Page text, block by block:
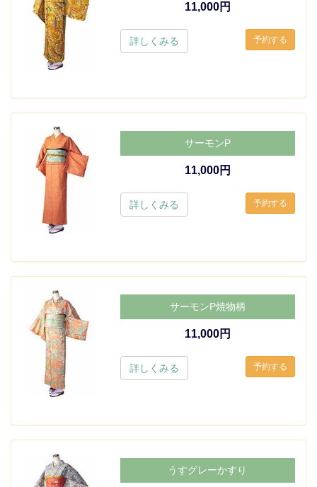
11,000円
詳しくみる
サーモンP
11,000円
詳しくみる
サーモンP焼物柄
11,000円
詳しくみる
うすグレーかすり